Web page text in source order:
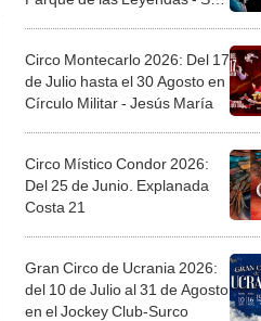
Circo Montecarlo 2026: Del 17
de Julio hasta el 30 Agosto en
Círculo Militar - Jesús María
Circo Místico Condor 2026:
Del 25 de Junio. Explanada
Costa 21
Gran Circo de Ucrania 2026:
del 10 de Julio al 31 de Agosto
en el Jockey Club-Surco